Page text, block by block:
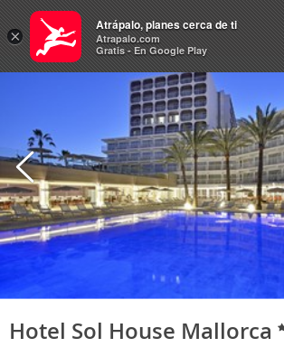
Hoteles
Hotel Sol House Mallorca
×
Atrápalo, planes cerca de ti
Atrapalo.com
Gratis - En Google Play